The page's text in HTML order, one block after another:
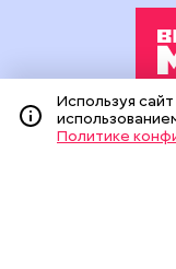
Издание создано
средств массовой
На сайте
(информационные
на основе сбора,
Используя
Политике